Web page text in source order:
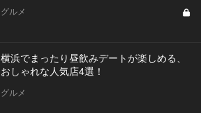
グルメ
横浜でまったり昼飲みデートが楽しめる、
おしゃれな人気店4選！
グルメ